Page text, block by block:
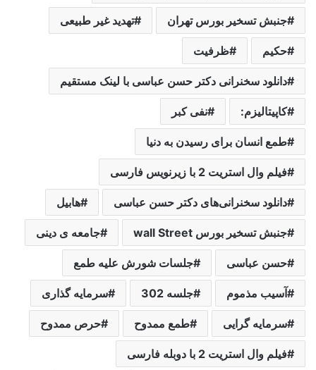
جنبش تسخیر بورس تهران تهدید غیر طبیعی
حکیم ظرفیت
دانلود سخنرانی دکتر حسن عباسی با لینک مستقیم
کاپیتالیزم: نفی کبر
طمع انسان برای رسیدن به دنیا
فیلم وال استریت 2 با زیرنویس فارسی
دانلود سخنرانی‌های دکتر حسن عباسی هابیل
جنبش تسخیر بورس wall Street جامعه ی دینی
حسن عباسی جلسات شورش علیه طمع
آسیب مذموم جلسه 302 سرمایه گذاری
سرمایه گرایی طمع ممدوح حرص ممدوح
فیلم وال استریت 2 با دوبله فارسی